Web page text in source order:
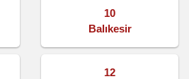
10
Balıkesir
12